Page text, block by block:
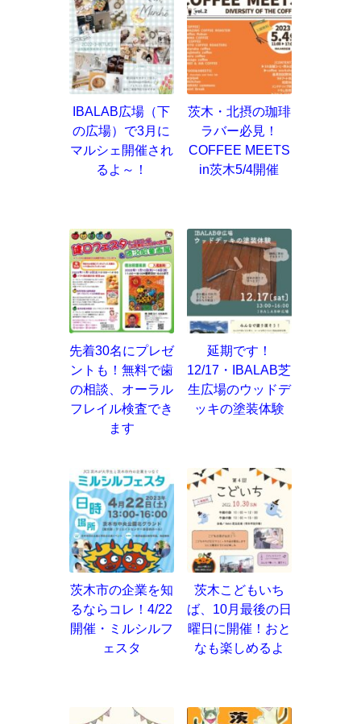
IBALAB広場（下
の広場）で3月に
マルシェ開催され
るよ～！
茨木・北摂の珈琲
ラバー必見！
COFFEE MEETS
in茨木5/4開催
先着30名にプレゼ
ントも！無料で歯
の相談、オーラル
フレイル検査でき
ます
延期です！
12/17・IBALAB芝
生広場のウッドデ
ッキの塗装体験
茨木市の企業を知
るならコレ！4/22
開催・ミルシルフ
ェスタ
茨木こどもいち
ば、10月最後の日
曜日に開催！おと
なも楽しめるよ